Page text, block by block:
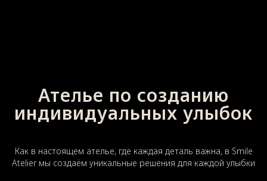
Ателье по созданию
индивидуальных улыбок
Как в настоящем ателье, где каждая деталь важна, в Smile
Atelier мы создаём уникальные решения для каждой улыбки